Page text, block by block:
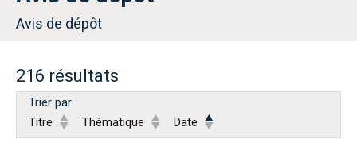
Avis de dépôt
216 résultats
Trier par :
Titre
Thématique Date